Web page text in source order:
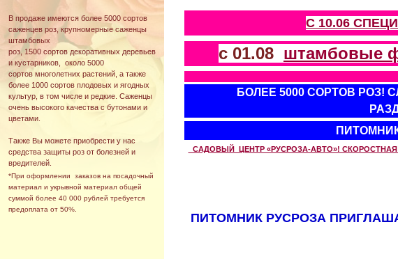
В продаже имеются более 5000 сортов
саженцев роз, крупномерные саженцы
штамбовых
роз, 1500 сортов декоративных деревьев
и кустарников, около 5000
сортов многолетних растений, а также
более 1000 сортов плодовых и ягодных
культур, в том числе и редкие. Саженцы
очень высокого качества с бутонами и
цветами.
Также Вы можете приобрести у нас
средства защиты роз от болезней и
вредителей.
*При оформлении заказов на посадочный
материал и укрывной материал общей
суммой более 40 000 рублей требуется
предоплата от 50%.
С 10.06
с 01.08 штамбовые
БОЛЕЕ 5000 СОРТОВ
САДОВЫЙ ЦЕНТР «РУСРОЗА-АВТО»! СКОРОСТНАЯ
ПИТОМНИК РУСРОЗА